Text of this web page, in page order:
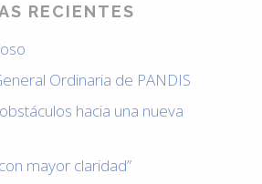
RECIENTES
Ordinaria de PANDIS
hacia una nueva
mayor claridad”